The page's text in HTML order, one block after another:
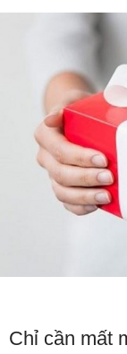
Chỉ cần mất